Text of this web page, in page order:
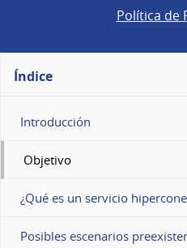
Política de
Índice
Introducción
Objetivo
¿Qué es un servicio
Posibles escenarios